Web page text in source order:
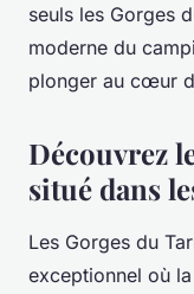
seuls les Gorges
moderne du
plonger au cœur
Découvrez
situé dans
Les Gorges du
exceptionnel où